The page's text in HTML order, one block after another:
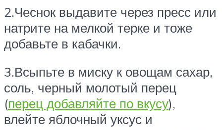
2.Чеснок выдавите через пресс или
натрите на мелкой терке и тоже
добавьте в кабачки.
3.Всыпьте в миску к овощам сахар,
соль, черный молотый перец
(перец добавляйте по вкусу),
влейте яблочный уксус и